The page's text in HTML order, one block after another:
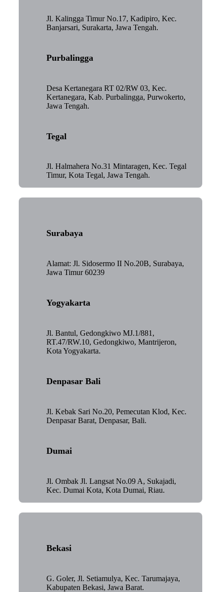
Jl. Kalingga Timur No.17, Kadipiro, Kec.
Banjarsari, Surakarta, Jawa Tengah.
Purbalingga
Desa Kertanegara RT 02/RW 03, Kec.
Kertanegara, Kab. Purbalingga, Purwokerto,
Jawa Tengah.
Tegal
Jl. Halmahera No.31 Mintaragen, Kec. Tegal
Timur, Kota Tegal, Jawa Tengah.
Surabaya
Alamat: Jl. Sidosermo II No.20B, Surabaya,
Jawa Timur 60239
Yogyakarta
Jl. Bantul, Gedongkiwo MJ.1/881,
RT.47/RW.10, Gedongkiwo, Mantrijeron,
Kota Yogyakarta.
Denpasar Bali
Jl. Kebak Sari No.20, Pemecutan Klod, Kec.
Denpasar Barat, Denpasar, Bali.
Dumai
Jl. Ombak Jl. Langsat No.09 A, Sukajadi,
Kec. Dumai Kota, Kota Dumai, Riau.
Bekasi
G. Goler, Jl. Setiamulya, Kec. Tarumajaya,
Kabupaten Bekasi, Jawa Barat.